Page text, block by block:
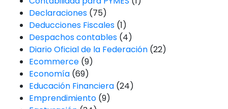
Declaraciones(75)
Deducciones Fiscales(1)
Despachos contables(4)
Diario Oficial de la Federación(22)
Ecommerce(9)
Economía(69)
Educación Financiera(24)
Emprendimiento(9)